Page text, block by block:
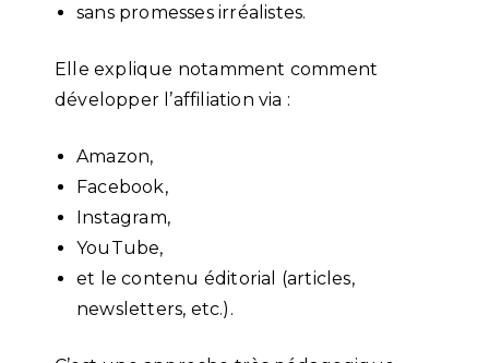
sans promesses irréalistes.
Elle explique notamment comment
développer l’affiliation via :
Amazon,
Facebook,
Instagram,
YouTube,
et le contenu éditorial (articles,
newsletters, etc.).